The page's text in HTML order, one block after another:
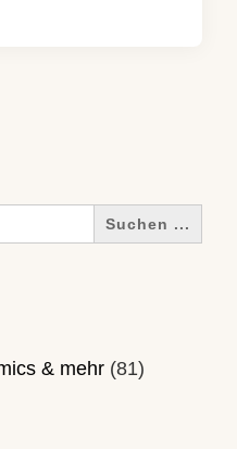
& mehr (81)